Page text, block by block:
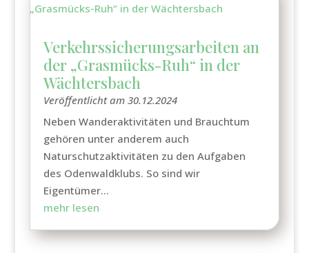
Verkehrssicherungsarbeiten an
der „Grasmücks-Ruh“ in der
Wächtersbach
Veröffentlicht am 30.12.2024
Neben Wanderaktivitäten und Brauchtum
gehören unter anderem auch
Naturschutzaktivitäten zu den Aufgaben
des Odenwaldklubs. So sind wir
Eigentümer...
mehr lesen